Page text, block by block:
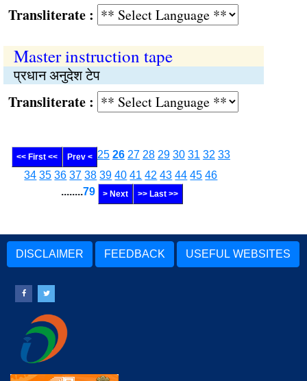
:
Master instruction tape
प्रधान अनुदेश टेप
:
<< First << Prev < 25 26 27 28 29 30 31 32 33
34 35 36 37 38 39 40 41 42 43 44 45 46
........79 > Next >> Last >>
DISCLAIMER FEEDBACK USEFUL WEBSITES